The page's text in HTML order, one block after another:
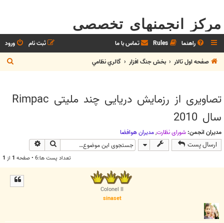
مرکز انجمنهای تخصصی
راهنما Rules تماس با ما ورود
ثبت نام
صفحه اول تالار
بخش جنگ افزار گالري نظامي
س
تصاویری از رزمایش دریایی چند ملیتی Rimpac
سال 2010
مدیران انجمن: شوراي نظارت,مديران هوافضا
ارسال پست جستجو
تعداد پست ها:6 • صفحه 1 از 1
Colonel II
sinaset